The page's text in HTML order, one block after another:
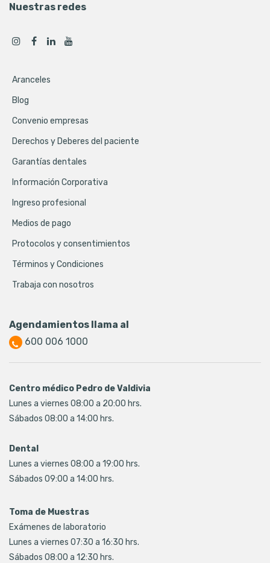
Nuestras redes
Aranceles
Blog
Convenio empresas
Derechos y Deberes del paciente
Garantías dentales
Información Corporativa
Ingreso profesional
Medios de pago
Protocolos y consentimientos
Términos y Condiciones
Trabaja con nosotros
Agendamientos llama al
600 006 1000
Centro médico Pedro de Valdivia
Lunes a viernes 08:00 a 20:00 hrs.
Sábados 08:00 a 14:00 hrs.
Dental
Lunes a viernes 08:00 a 19:00 hrs.
Sábados 09:00 a 14:00 hrs.
Toma de Muestras
Exámenes de laboratorio
Lunes a viernes 07:30 a 16:30 hrs.
Sábados 08:00 a 12:30 hrs.